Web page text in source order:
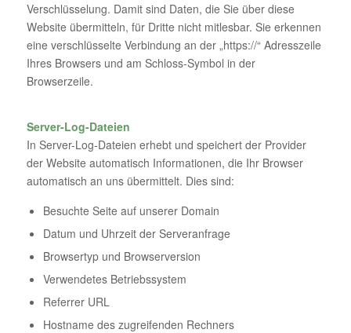
Verschlüsselung. Damit sind Daten, die Sie über diese
Website übermitteln, für Dritte nicht mitlesbar. Sie erkennen
eine verschlüsselte Verbindung an der „https://“ Adresszeile
Ihres Browsers und am Schloss-Symbol in der
Browserzeile.
Server-Log-Dateien
In Server-Log-Dateien erhebt und speichert der Provider
der Website automatisch Informationen, die Ihr Browser
automatisch an uns übermittelt. Dies sind:
Besuchte Seite auf unserer Domain
Datum und Uhrzeit der Serveranfrage
Browsertyp und Browserversion
Verwendetes Betriebssystem
Referrer URL
Hostname des zugreifenden Rechners